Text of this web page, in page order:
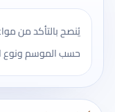
يُنصح بالتأكد من
حسب الموسم ونوع